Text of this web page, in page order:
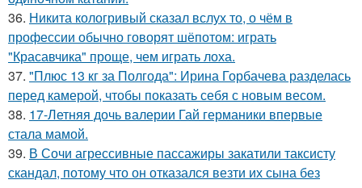
36. Никита кологривый сказал вслух то, о чём в
профессии обычно говорят шёпотом: играть
"Красавчика" проще, чем играть лоха.
37. "Плюс 13 кг за Полгода": Ирина Горбачева разделась
перед камерой, чтобы показать себя с новым весом.
38. 17-Летняя дочь валерии Гай германики впервые
стала мамой.
39. В Сочи агрессивные пассажиры закатили таксисту
скандал, потому что он отказался везти их сына без